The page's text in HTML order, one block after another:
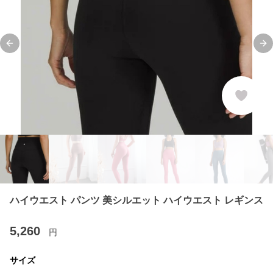
Previous slide
ハイウエスト パンツ 美シルエット ハイウエスト レギンス
5,260 円
サイズ